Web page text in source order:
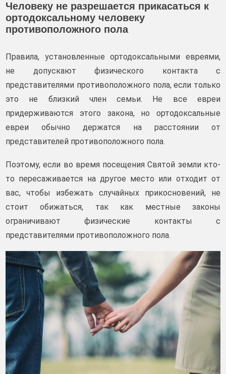
Человеку не разрешается прикасаться к
ортодоксальному человеку
противоположного пола
Правила, установленные ортодоксальными евреями,
не допускают физического контакта с
представителями противоположного пола, если только
это не близкий член семьи. Не все евреи
придерживаются этого закона, но ортодоксальные
евреи обычно держатся на расстоянии от
представителей противоположного пола.
Поэтому, если во время посещения Святой земли кто-
то пересаживается на другое место или отходит от
вас, чтобы избежать случайных прикосновений, не
стоит обижаться, так как местные законы
ограничивают физические контакты с
представителями противоположного пола.